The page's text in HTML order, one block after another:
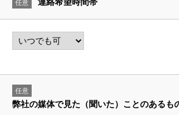
任意
任意
弊社の媒体で見た（聞いた）ことのあるも